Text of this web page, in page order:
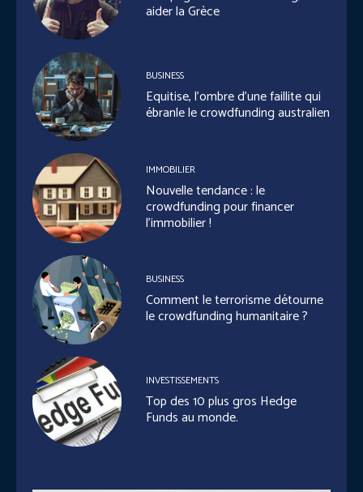
aider la Grèce
BUSINESS
Equitise, l’ombre d’une faillite qui
ébranle le crowdfunding australien
IMMOBILIER
Nouvelle tendance : le
crowdfunding pour financer
l’immobilier !
BUSINESS
Comment le terrorisme détourne
le crowdfunding humanitaire ?
INVESTISSEMENTS
Top des 10 plus gros Hedge
Funds au monde.